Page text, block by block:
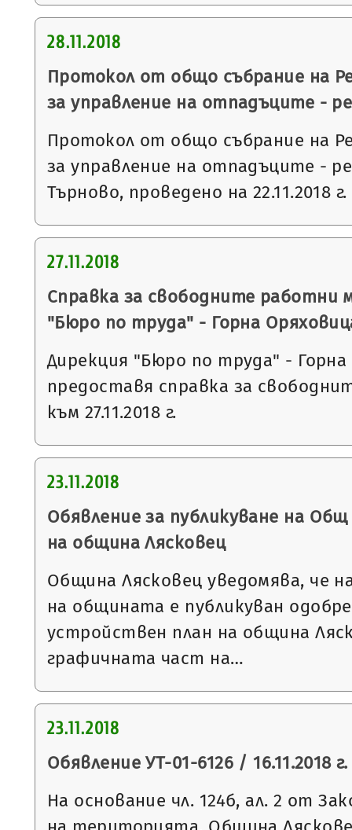
28.11.2018
Протокол от общо събрание на
за управление на отпадъците -
Протокол от общо събрание на
за управление на отпадъците -
Търново, проведено на 22.11.2018
27.11.2018
Справка за свободните работни
"Бюро по труда" - Горна
Дирекция "Бюро по труда" -
предоставя справка за
към 27.11.2018 г.
23.11.2018
Обявление за публикуване на
на община Лясковец
Община Лясковец уведомява, че
на общината е публикуван
устройствен план на община
графичната част на…
23.11.2018
Обявление УТ-01-6126 / 16.11.2018 г.
На основание чл. 124б, ал. 2 от